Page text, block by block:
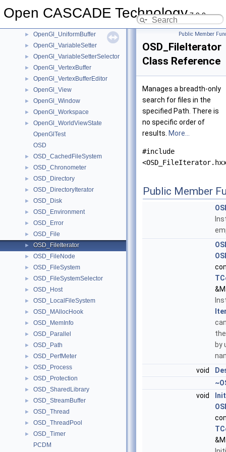
Open CASCADE Technology7.9.0
► OpenGl_TileSampler
► OpenGl_UniformBuffer
► OpenGl_VariableSetter
► OpenGl_VariableSetterSelector
► OpenGl_VertexBuffer
► OpenGl_VertexBufferEditor
► OpenGl_View
► OpenGl_Window
► OpenGl_Workspace
►
OpenGl_WorldViewState
OpenGlTest
OSD
► OSD_CachedFileSystem
► OSD_Chronometer
► OSD_Directory
► OSD_DirectoryIterator
► OSD_Disk
► OSD_Environment
► OSD_Error
► OSD_File
► OSD_FileIterator
► OSD_FileNode
► OSD_FileSystem
► OSD_FileSystemSelector
► OSD_Host
► OSD_LocalFileSystem
► OSD_MAllocHook
► OSD_MemInfo
► OSD_Parallel
► OSD_Path
► OSD_PerfMeter
► OSD_Process
► OSD_Protection
► OSD_SharedLibrary
► OSD_StreamBuffer
► OSD_Thread
► OSD_ThreadPool
►
OSD_Timer
PCDM
Public Member
OSD_FileIterator
Class Reference
Manages a breadth-only
search for files in the
specified Path. There is
no specific order of
results. More...
#include
Public Member
by
void
void